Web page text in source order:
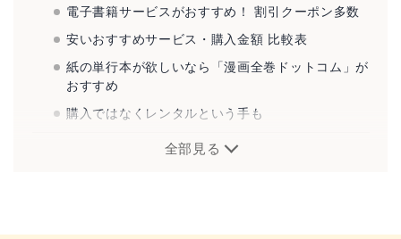
電子書籍サービスがおすすめ！ 割引クーポン多数
安いおすすめサービス・購入金額 比較表
紙の単行本が欲しいなら「漫画全巻ドットコム」が
おすすめ
購入ではなくレンタルという手も
『あの子の子ども』とは？
全部見る